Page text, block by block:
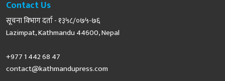
Contact Us
सूचना विभाग दर्ता - १३५८/०७५-७६
Lazimpat, Kathmandu 44600, Nepal
+977 1 442 68 47
contact@kathmandupress.com